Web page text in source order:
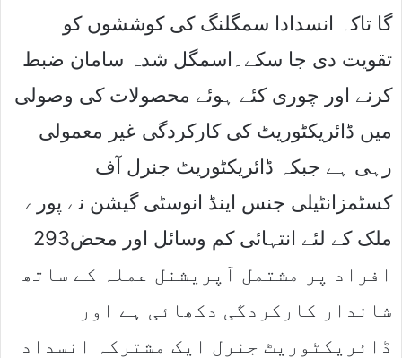
گا تاکہ انسدادا سمگلنگ کی کوششوں کو
تقویت دی جا سکے۔اسمگل شدہ سامان ضبط
کرنے اور چوری کئے ہوئے محصولات کی وصولی
میں ڈائریکٹوریٹ کی کارکردگی غیر معمولی
رہی ہے جبکہ ڈائریکٹوریٹ جنرل آف
کسٹمزانٹیلی جنس اینڈ انوسٹی گیشن نے پورے
ملک کے لئے انتہائی کم وسائل اور محض293
افراد پر مشتمل آپریشنل عملہ کے ساتھ
شاندار کارکردگی دکھائی ہے اور
ڈائریکٹوریٹ جنرل ایک مشترکہ انسداد